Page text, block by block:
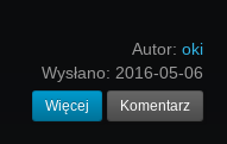
Autor: oki
Wysłano: 2016-05-06
Więcej Komentarz